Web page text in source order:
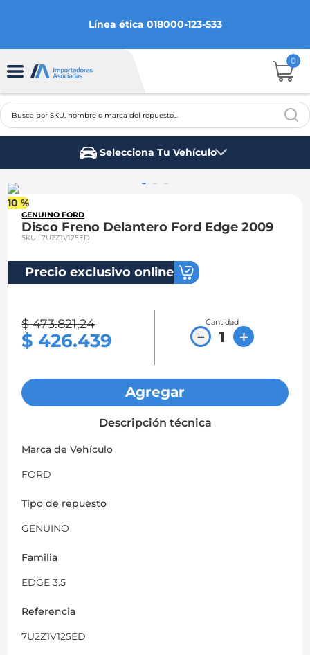
Línea ética 018000-123-533
0
Busca por SKU, nombre o marca del repuesto...
Selecciona Tu Vehículo
10 %
GENUINO FORD
Disco Freno Delantero Ford Edge 2009
SKU:7U2Z1V125ED
Precio exclusivo online
$ 473.821,24
$ 426.439
Cantidad
＋
－
Agregar
Descripción técnica
Marca de Vehículo
FORD
Tipo de repuesto
GENUINO
Familia
EDGE 3.5
Referencia
7U2Z1V125ED
2
3.
ford fiesta
optra
5.
mazda 3
6.
sail
chevrolet spark gt
. soporte motor